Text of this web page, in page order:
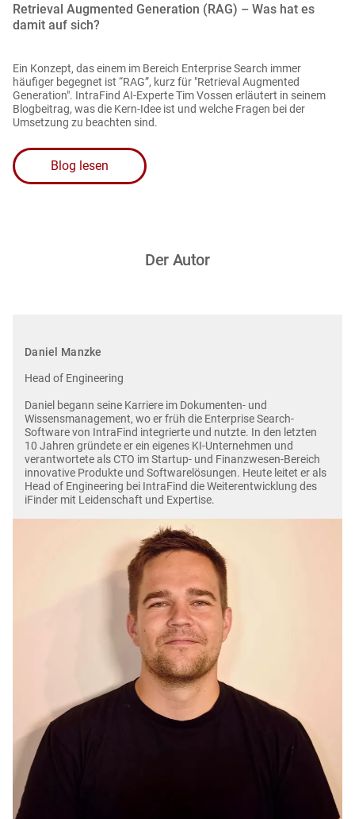
Retrieval Augmented Generation (RAG) – Was hat es
damit auf sich?
Ein Konzept, das einem im Bereich Enterprise Search immer
häufiger begegnet ist “RAG”, kurz für "Retrieval Augmented
Generation". IntraFind AI-Experte Tim Vossen erläutert in seinem
Blogbeitrag, was die Kern-Idee ist und welche Fragen bei der
Umsetzung zu beachten sind.
Blog lesen
Der Autor
Daniel Manzke
Head of Engineering
Daniel begann seine Karriere im Dokumenten- und
Wissensmanagement, wo er früh die Enterprise Search-
Software von IntraFind integrierte und nutzte. In den letzten
10 Jahren gründete er ein eigenes KI-Unternehmen und
verantwortete als CTO im Startup- und Finanzwesen-Bereich
innovative Produkte und Softwarelösungen. Heute leitet er als
Head of Engineering bei IntraFind die Weiterentwicklung des
iFinder mit Leidenschaft und Expertise.
Bild